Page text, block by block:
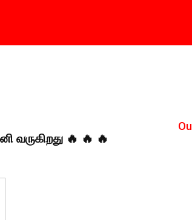
வருகிறது 🔥 🔥 🔥